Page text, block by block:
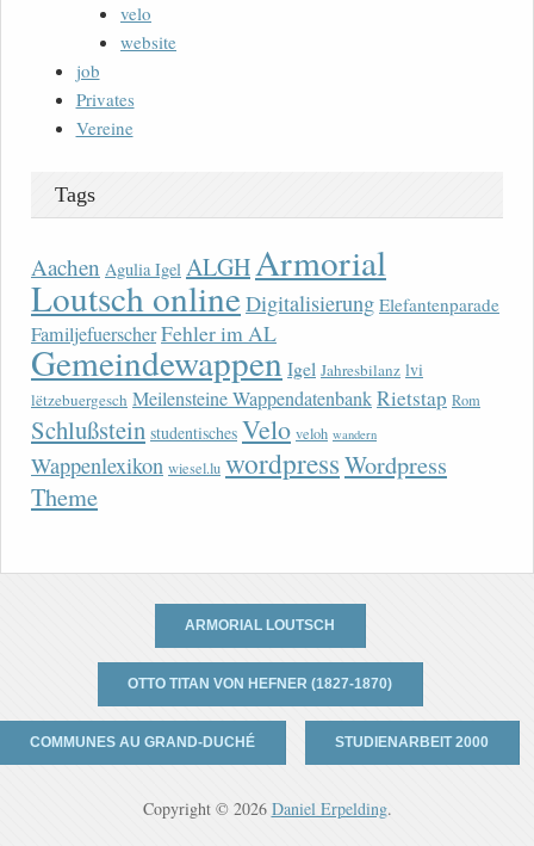
velo
website
job
Privates
Vereine
Tags
Aachen Agulia Igel ALGHArmorial
Loutsch onlineDigitalisierung Elefantenparade
FamiljefuerscherFehler im AL
Gemeindewappen Igel Jahresbilanz lvi
lëtzebuergesch Meilensteine WappendatenbankRietstap Rom
Schlußstein studentisches Velo veloh wandern
Wappenlexikon wiesel.lu wordpressWordpress
Theme
ARMORIAL LOUTSCH
OTTO TITAN VON HEFNER (1827-1870)
COMMUNES AU GRAND-DUCHÉ STUDIENARBEIT 2000
Copyright © 2026 Daniel Erpelding.